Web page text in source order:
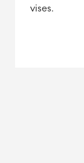
vises.